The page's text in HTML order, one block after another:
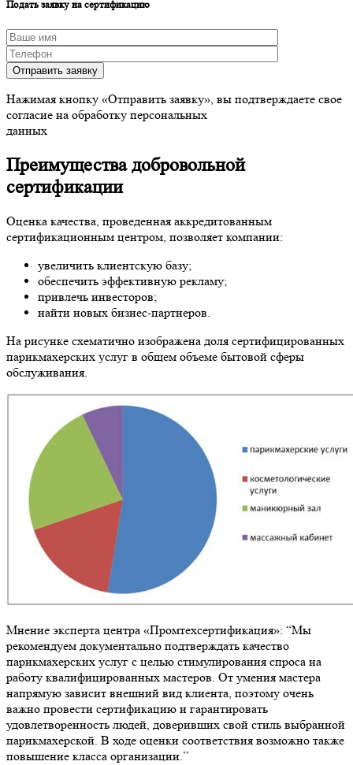
Подать заявку на сертификацию
Отправить заявку
Нажимая кнопку «Отправить заявку», вы подтверждаете свое
согласие на обработку персональных
данных
Преимущества добровольной
сертификации
Оценка качества, проведенная аккредитованным
сертификационным центром, позволяет компании:
увеличить клиентскую базу;
обеспечить эффективную рекламу;
привлечь инвесторов;
найти новых бизнес-партнеров.
На рисунке схематично изображена доля сертифицированных
парикмахерских услуг в общем объеме бытовой сферы
обслуживания.
Мнение эксперта центра «Промтехсертификация»: “Мы
рекомендуем документально подтверждать качество
парикмахерских услуг с целью стимулирования спроса на
работу квалифицированных мастеров. От умения мастера
напрямую зависит внешний вид клиента, поэтому очень
важно провести сертификацию и гарантировать
удовлетворенность людей, доверивших свой стиль выбранной
парикмахерской. В ходе оценки соответствия возможно также
повышение класса организации.”